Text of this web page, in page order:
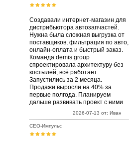
Создавали интернет-магазин для
дистрибьютора автозапчастей.
Нужна была сложная выгрузка от
поставщиков, фильтрация по авто,
онлайн-оплата и быстрый заказ.
Команда demis group
спроектировала архитектуру без
костылей, всё работает.
Запустились за 2 месяца.
Продажи выросли на 40% за
первые полгода. Планируем
дальше развивать проект с ними
2026-07-13 от: Иван
СЕО-Импульс